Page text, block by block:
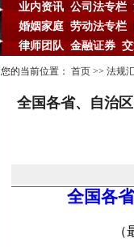
业内资讯 公司法专栏
婚姻家庭 劳动法专栏
律师团队 金融证券
您的当前位置： 首页 >> 法规
全国各省、自治
全国各